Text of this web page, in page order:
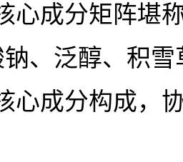
心成分矩阵堪
、泛醇、积
心成分构成，